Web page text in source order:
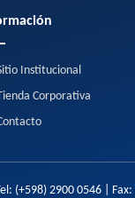
Institucional
Corporativa
(+598) 2900 0546| Fax: